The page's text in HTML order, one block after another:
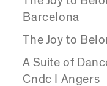
Barcelona
The Joy to
A Suite of
Cndc I Angers